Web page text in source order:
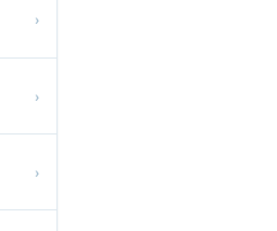
›
›
›